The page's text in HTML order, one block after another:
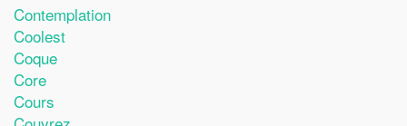
Contemplation
Coolest
Coque
Core
Cours